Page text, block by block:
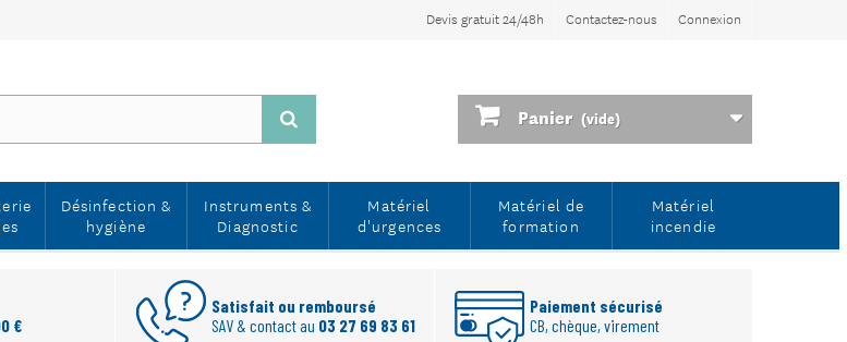
Connexion
Contactez-nous
Devis gratuit 24/48h
Panier (vide)
Désinfection &
hygiène
Instruments &
Diagnostic
Matériel
d'urgences
Matériel de
formation
Matériel
incendie
€
Satisfait ou remboursé
SAV & contact au 03 27 69 83 61
Paiement sécurisé
CB, chèque, virement